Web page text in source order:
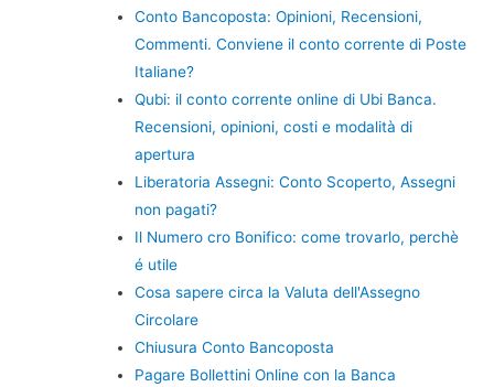
Conto Bancoposta: Opinioni, Recensioni,
Commenti. Conviene il conto corrente di Poste
Italiane?
Qubi: il conto corrente online di Ubi Banca.
Recensioni, opinioni, costi e modalità di
apertura
Liberatoria Assegni: Conto Scoperto, Assegni
non pagati?
Il Numero cro Bonifico: come trovarlo, perchè
é utile
Cosa sapere circa la Valuta dell'Assegno
Circolare
Chiusura Conto Bancoposta
Pagare Bollettini Online con la Banca